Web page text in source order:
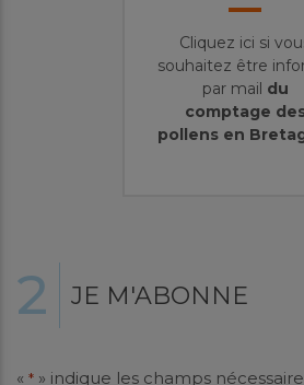
Cliquez ici si
souhaitez être
par mail du
comptage
pollens en
2 JE M'ABONNE
« * » indique les champs